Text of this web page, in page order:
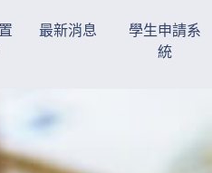
最新消息
學生申請系
統